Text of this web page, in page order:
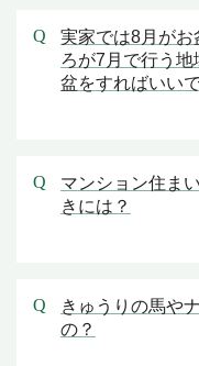
実家では8月がお
ろが7月で行う
盆をすればいい
マンション住ま
きには？
きゅうりの馬や
の？